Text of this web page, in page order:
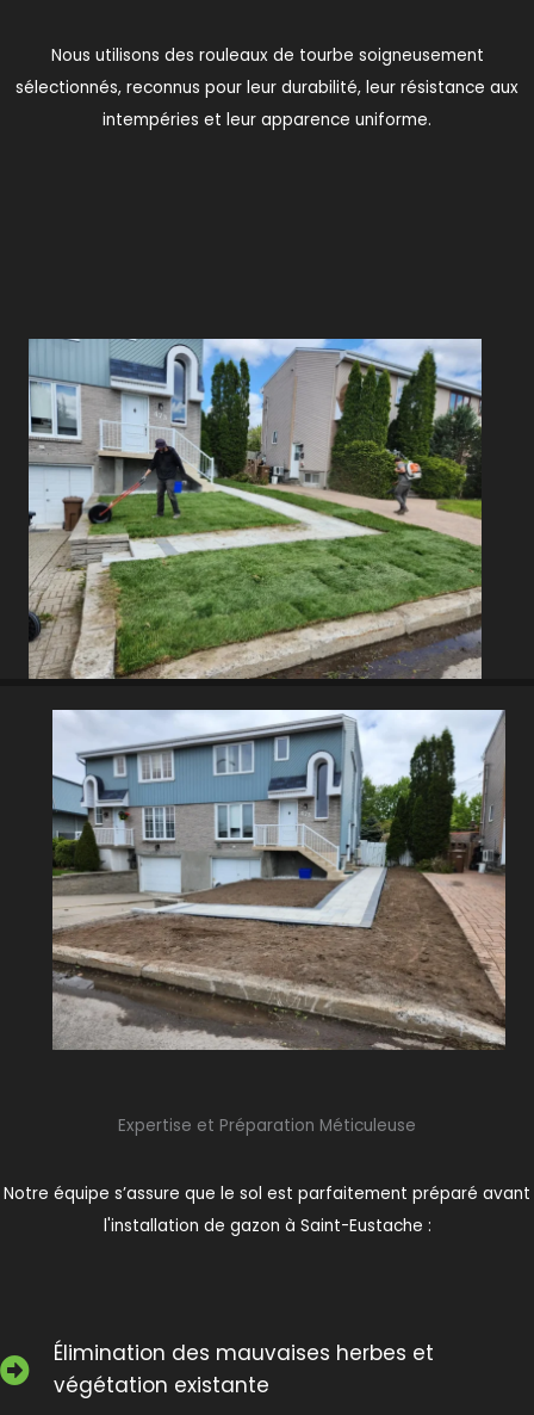
Nous utilisons des rouleaux de tourbe soigneusement
sélectionnés, reconnus pour leur durabilité, leur résistance aux
intempéries et leur apparence uniforme.
Expertise et Préparation Méticuleuse
Notre équipe s’assure que le sol est parfaitement préparé avant
l'installation de gazon à Saint-Eustache :
Élimination des mauvaises herbes et
végétation existante